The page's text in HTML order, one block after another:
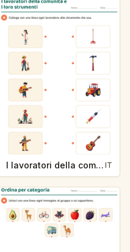
I lavoratori della comunità e i loro strumenti IT